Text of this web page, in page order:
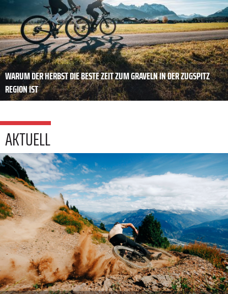
WARUM DER HERBST DIE BESTE ZEIT ZUM GRAVELN IN DER ZUGSPITZ
REGION IST
AKTUELL